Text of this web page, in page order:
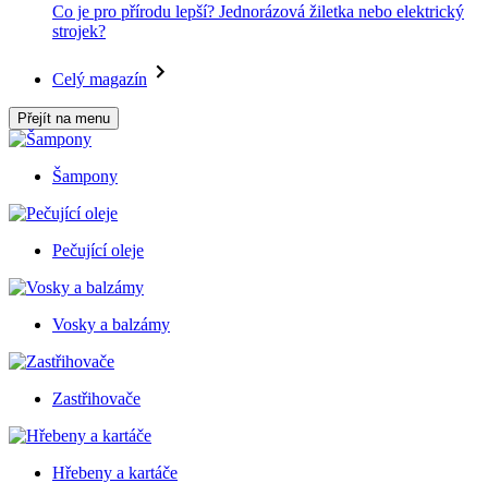
Co je pro přírodu lepší? Jednorázová žiletka nebo elektrický
strojek?
Celý magazín
Přejít na menu
Šampony
Pečující oleje
Vosky a balzámy
Zastřihovače
Hřebeny a kartáče